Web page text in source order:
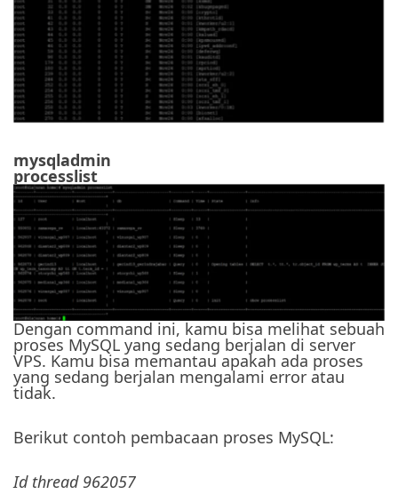
mysqladmin
processlist
Dengan command ini, kamu bisa melihat sebuah
proses MySQL yang sedang berjalan di server
VPS. Kamu bisa memantau apakah ada proses
yang sedang berjalan mengalami error atau
tidak.
Berikut contoh pembacaan proses MySQL:
Id thread 962057